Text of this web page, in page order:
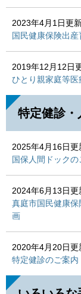
2023年4月1日更
国民健康保険出
2019年12月12日
ひとり親家庭等
特定健診・
2025年4月16日更
国保人間ドックの
2024年6月13日更
真庭市国民健康
画
2020年4月20日更
特定健診のご案内